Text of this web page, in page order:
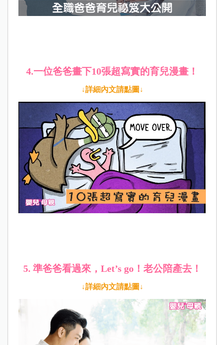
4.一位爸爸畫下10張超寫實的育兒漫畫！
↓詳細內文請點圖↓
5. 準爸爸看過來，Let’s go！老公陪產去！
↓詳細內文請點圖↓